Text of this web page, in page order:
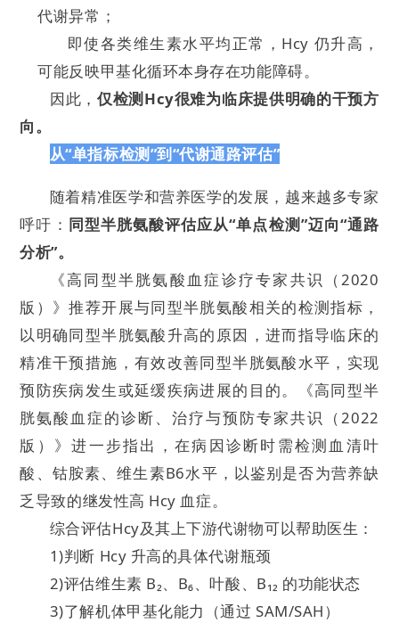
代谢异常；
即使各类维生素水平均正常，Hcy 仍升高，
可能反映甲基化循环本身存在功能障碍。
因此， 仅检测Hcy很难为临床提供明确的干预方
向。
从“单指标检测”到“代谢通路评估”
随着精准医学和营养医学的发展，越来越多专家
呼吁： 同型半胱氨酸评估应从“单点检测”迈向“通路
分析”。
《高同型半胱氨酸血症诊疗专家共识（2020
版）》推荐开展与同型半胱氨酸相关的检测指标，
以明确同型半胱氨酸升高的原因，进而指导临床的
精准干预措施，有效改善同型半胱氨酸水平，实现
预防疾病发生或延缓疾病进展的目的。《高同型半
胱氨酸血症的诊断、治疗与预防专家共识（2022
版）》进一步指出，在病因诊断时需检测血清叶
酸、钴胺素、维生素B6水平，以鉴别是否为营养缺
乏导致的继发性高 Hcy 血症。
综合评估Hcy及其上下游代谢物可以帮助医生：
1)判断 Hcy 升高的具体代谢瓶颈
2)评估维生素 B₂、B₆、叶酸、B₁₂ 的功能状态
3)了解机体甲基化能力（通过 SAM/SAH）